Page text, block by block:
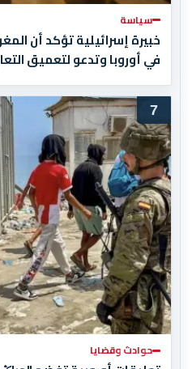
سياسة
خبيرة إسرائيلية تؤكد أن
في أوروبا وتدعو لتعميق
7
حوادث وقضايا